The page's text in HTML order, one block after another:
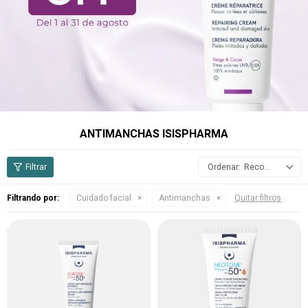
ANTIMANCHAS ISISPHARMA
Recomendados
Filtrando por: Cuidado facial Antimanchas Quitar filtros